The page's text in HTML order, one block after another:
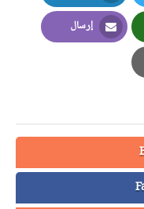
LinkedIn
إرسال
Email